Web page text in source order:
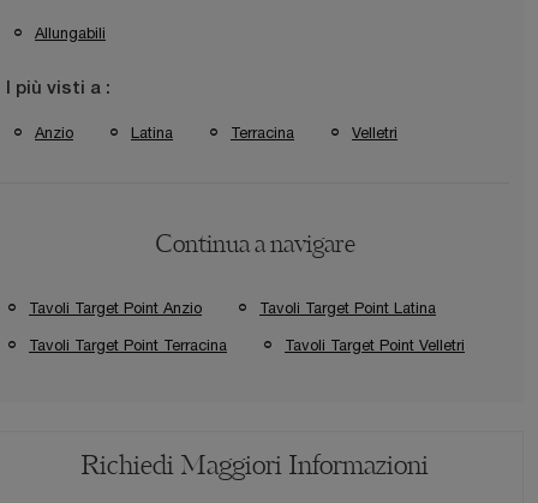
Allungabili
I più visti a :
Anzio Latina Terracina Velletri
Continua a navigare
Tavoli Target Point Anzio Tavoli Target Point Latina
Tavoli Target Point Terracina Tavoli Target Point Velletri
Richiedi Maggiori Informazioni